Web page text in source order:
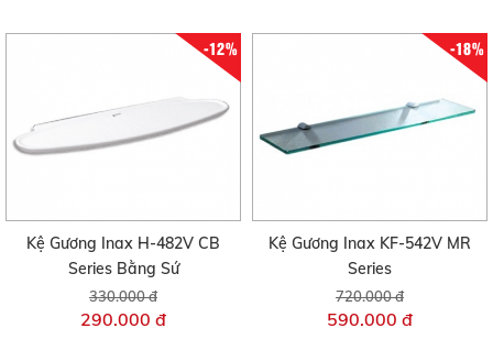
-12%
Kệ Gương Inax H-482V CB
Series Bằng Sứ
330.000 đ
290.000 đ
-18%
Kệ Gương Inax KF-542V MR
Series
720.000 đ
590.000 đ